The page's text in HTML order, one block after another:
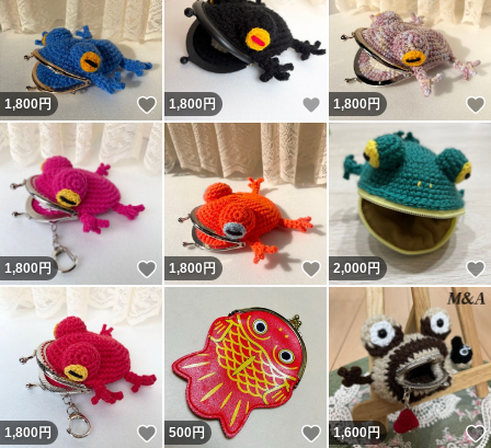
1,800円 いいね！
1,800円 いいね！
1,800円
1,800円 いいね！
1,800円 いいね！
2,000円
1,800円 いいね！
500円 いいね！
1,600円